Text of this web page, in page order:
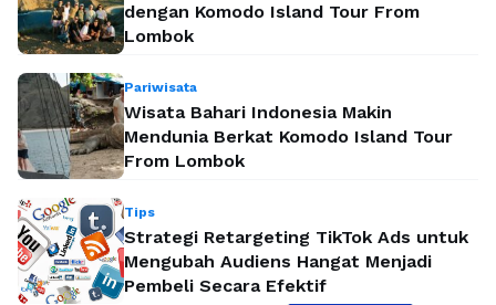
dengan Komodo Island Tour From
Lombok
Pariwisata
Wisata Bahari Indonesia Makin
Mendunia Berkat Komodo Island Tour
From Lombok
Tips
Strategi Retargeting TikTok Ads untuk
Mengubah Audiens Hangat Menjadi
Pembeli Secara Efektif